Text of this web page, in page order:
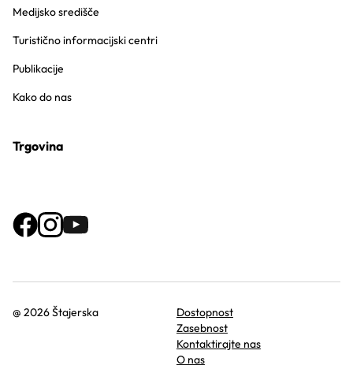
Medijsko središče
Turistično informacijski centri
Publikacije
Kako do nas
Trgovina
@ 2026 Štajerska
Dostopnost
Zasebnost
Kontaktirajte nas
O nas